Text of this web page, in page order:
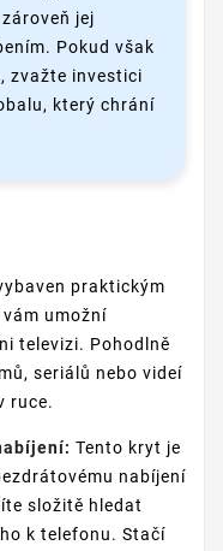
jej
Pokud však
zvažte investici
který chrání
praktickým
umožní
televizi. Pohodlně
seriálů nebo videí
ruce.
Tento kryt je
nabíjení
složitě hledat
k telefonu. Stačí